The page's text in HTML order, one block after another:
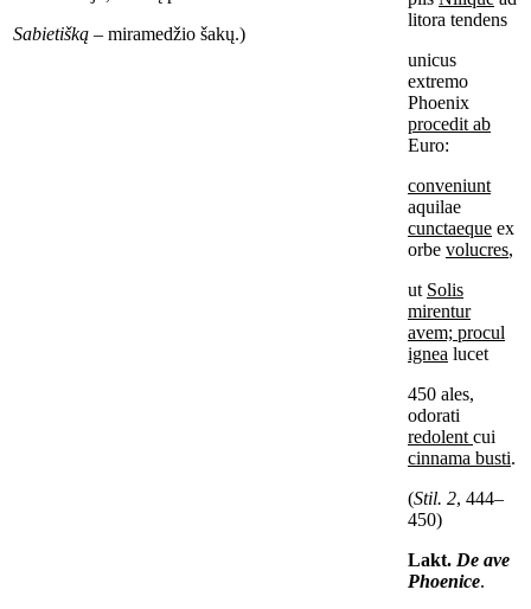
Sabietišką – miramedžio šakų.)
litora tendens
unicus
extremo
Phoenix
procedit ab
Euro:
conveniunt
aquilae
cunctaeque ex
orbe volucres,
ut Solis
mirentur
avem; procul
ignea lucet
450 ales,
odorati
redolent cui
cinnama busti.
(Stil. 2, 444–
450)
Lakt. De ave
Phoenice.